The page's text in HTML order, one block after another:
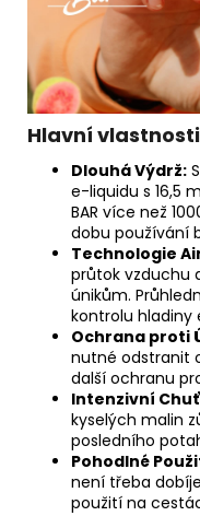
Hlavní
Dlouhá Výdrž:
e-liquidu s 16,5
BAR více než
dobu používání
Technologie
průtok vzduchu
únikům.
kontrolu hladiny
Ochrana proti
nutné odstranit
další ochranu
Intenzivní
kyselých malin
posledního
Pohodlné
není třeba
použití na